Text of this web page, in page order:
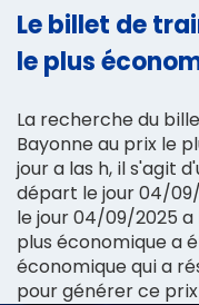
Le billet de
le plus
La recherche du
Bayonne au prix le
jour a las h, il s'agit
départ le jour 04/
le jour 04/09/2025 a
plus économique a
économique qui a
pour générer ce